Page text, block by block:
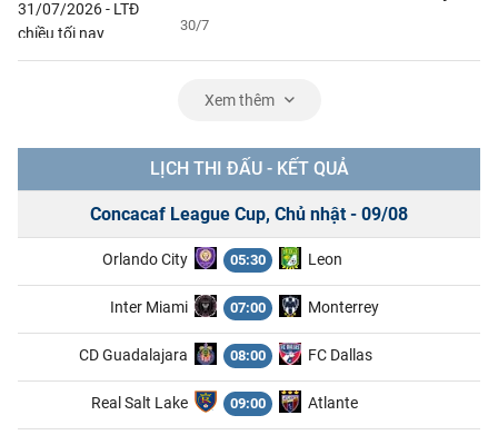
30/7
Xem thêm
LỊCH THI ĐẤU - KẾT QUẢ
Concacaf League Cup, Chủ nhật - 09/08
Orlando City 05:30 Leon
Inter Miami 07:00 Monterrey
CD Guadalajara 08:00 FC Dallas
Real Salt Lake 09:00 Atlante